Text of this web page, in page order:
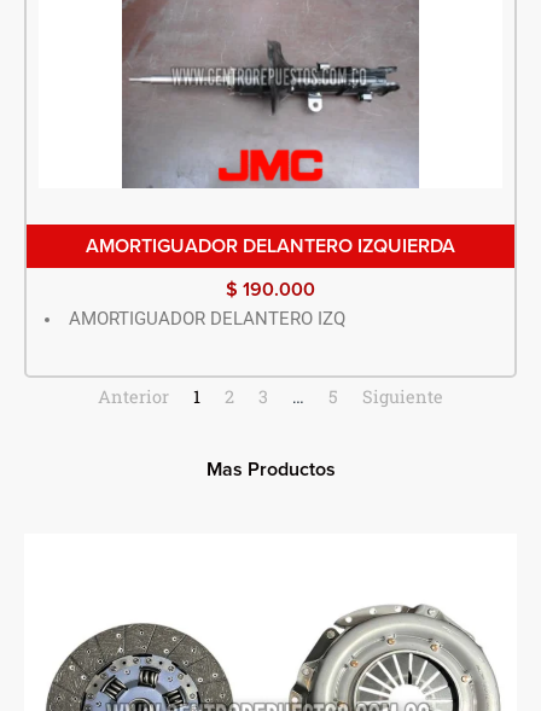
AMORTIGUADOR DELANTERO IZQUIERDA
$ 190.000
AMORTIGUADOR DELANTERO IZQ
Anterior 1 2 3 … 5 Siguiente
Mas Productos